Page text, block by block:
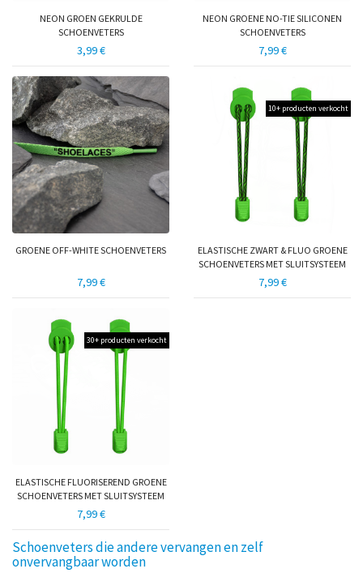
NEON GROEN GEKRULDE
SCHOENVETERS
3,99 €
NEON GROENE NO-TIE SILICONEN
SCHOENVETERS
7,99 €
GROENE OFF-WHITE SCHOENVETERS
7,99 €
10+ producten verkocht
ELASTISCHE ZWART & FLUO GROENE
SCHOENVETERS MET SLUITSYSTEEM
7,99 €
30+ producten verkocht
ELASTISCHE FLUORISEREND GROENE
SCHOENVETERS MET SLUITSYSTEEM
7,99 €
Schoenveters die andere vervangen en zelf
onvervangbaar worden